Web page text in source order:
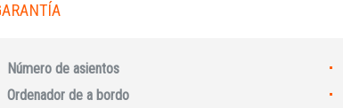
Número de asientos
Ordenador de a bordo